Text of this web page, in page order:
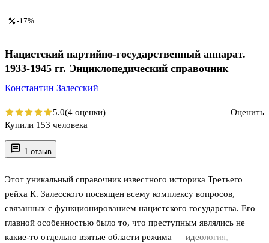
1 отзыв
Этот уникальный справочник известного историка Третьего
рейха К. Залесского посвящен всему комплексу вопросов,
связанных с функционированием нацистского государства. Его
главной особенностью было то, что преступным являлись не
какие-то отдельно взятые области режима — идеология,
-17%
Нацистский партийно-государственный аппарат.
1933-1945 гг. Энциклопедический справочник
Константин Залесский
5.0(4 оценки)
Оценить
Купили 153 человека